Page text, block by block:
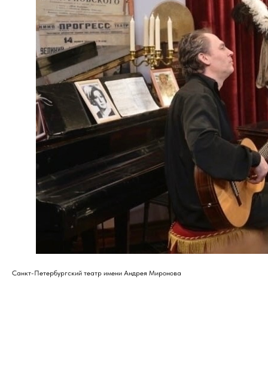
Санкт-Петербургский театр имени Андрея Миронова